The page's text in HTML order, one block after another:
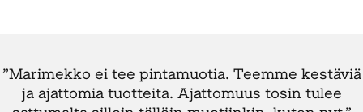
”Marimekko ei tee pintamuotia. Teemme kestäviä
ja ajattomia tuotteita. Ajattomuus tosin tulee